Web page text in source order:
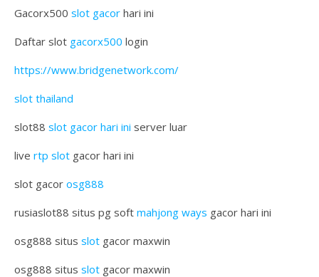
Gacorx500 slot gacor hari ini
Daftar slot gacorx500 login
https://www.bridgenetwork.com/
slot thailand
slot88 slot gacor hari ini server luar
live rtp slot gacor hari ini
slot gacor osg888
rusiaslot88 situs pg soft mahjong ways gacor hari ini
osg888 situs slot gacor maxwin
osg888 situs slot gacor maxwin